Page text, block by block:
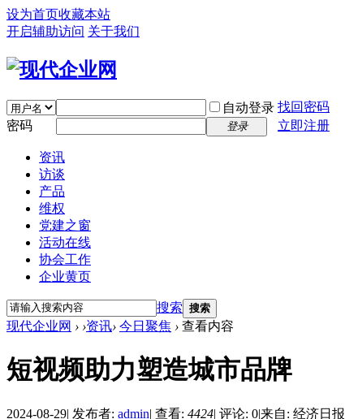
设为首页收藏本站
开启辅助访问 关于我们
自动登录 找回密码
密码
登录 立即注册
资讯
访谈
产品
维权
党建之窗
活动在线
协会工作
企业黄页
搜索 搜索
现代企业网 › ›资讯› 今日聚焦 › 查看内容
短视频助力塑造城市品牌
2024-08-29| 发布者: admin| 查看: 4424| 评论: 0|来自: 经济日报